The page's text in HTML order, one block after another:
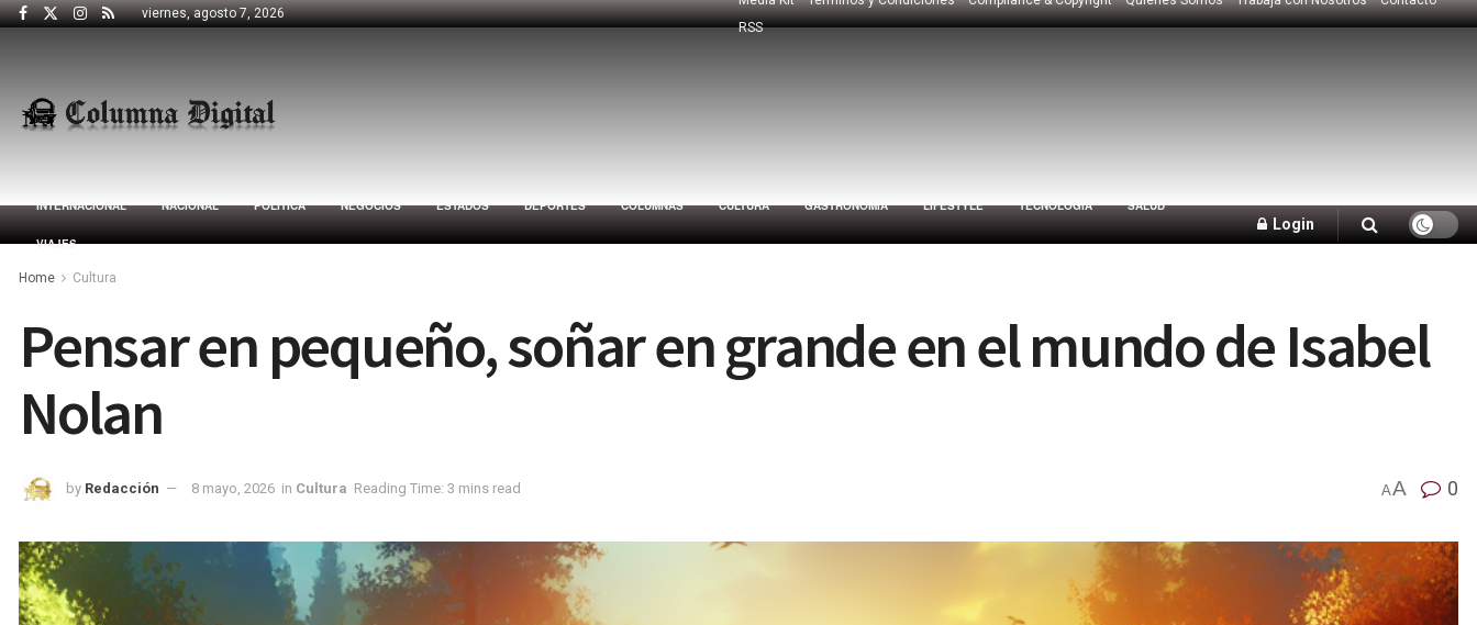
viernes, agosto 7, 2026
RSS
INTERNACIONAL NACIONAL POLÍTICA NEGOCIOS ESTADOS DEPORTES COLUMNAS CULTURA GASTRONOMÍA LIFESTYLE TECNOLOGÍA SALUD
VIAJES
Login
Home Cultura
Pensar en pequeño, soñar en grande en el mundo de Isabel
Nolan
by Redacción 8 mayo, 2026 in Cultura Reading Time: 3 mins read AA 0